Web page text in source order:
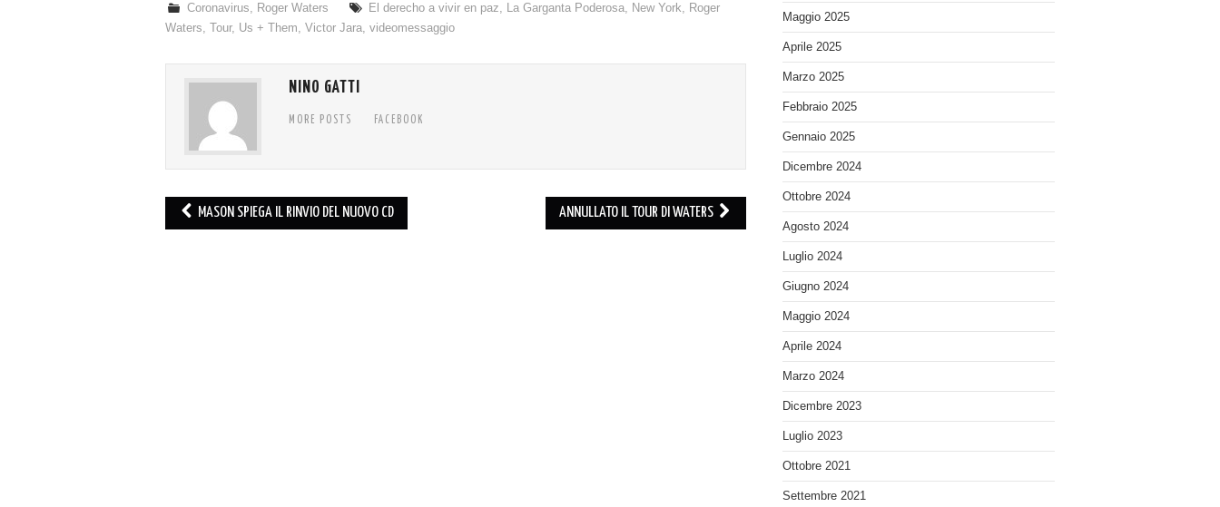
Coronavirus Roger Waters El derecho a vivir en paz La Garganta Poderosa New York
Roger
Waters
Tour, Us + Them Victor Jara videomessaggio
NINO GATTI
MORE POSTS FACEBOOK
Post
navigation
MASON SPIEGA IL RINVIO DEL NUOVO CD ANNULLATO IL TOUR DI WATERS
Maggio 2025
Aprile 2025
Marzo 2025
Febbraio 2025
Gennaio 2025
Dicembre 2024
Ottobre 2024
Agosto 2024
Luglio 2024
Giugno 2024
Maggio 2024
Aprile 2024
Marzo 2024
Dicembre 2023
Luglio 2023
Ottobre 2021
Settembre 2021